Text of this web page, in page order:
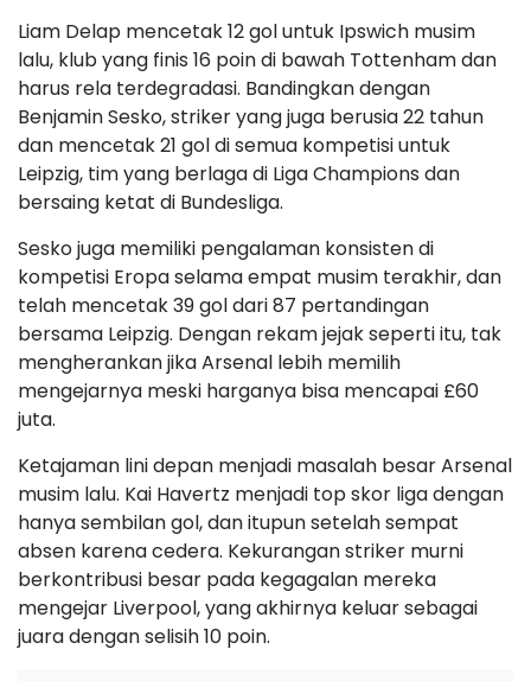
Liam Delap mencetak 12 gol untuk Ipswich musim
lalu, klub yang finis 16 poin di bawah Tottenham dan
harus rela terdegradasi. Bandingkan dengan
Benjamin Sesko, striker yang juga berusia 22 tahun
dan mencetak 21 gol di semua kompetisi untuk
Leipzig, tim yang berlaga di Liga Champions dan
bersaing ketat di Bundesliga.
Sesko juga memiliki pengalaman konsisten di
kompetisi Eropa selama empat musim terakhir, dan
telah mencetak 39 gol dari 87 pertandingan
bersama Leipzig. Dengan rekam jejak seperti itu, tak
mengherankan jika Arsenal lebih memilih
mengejarnya meski harganya bisa mencapai £60
juta.
Ketajaman lini depan menjadi masalah besar Arsenal
musim lalu. Kai Havertz menjadi top skor liga dengan
hanya sembilan gol, dan itupun setelah sempat
absen karena cedera. Kekurangan striker murni
berkontribusi besar pada kegagalan mereka
mengejar Liverpool, yang akhirnya keluar sebagai
juara dengan selisih 10 poin.